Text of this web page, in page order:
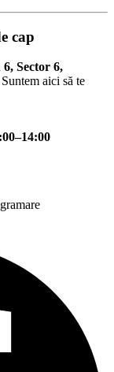
cap
Sector 6,
aici să te